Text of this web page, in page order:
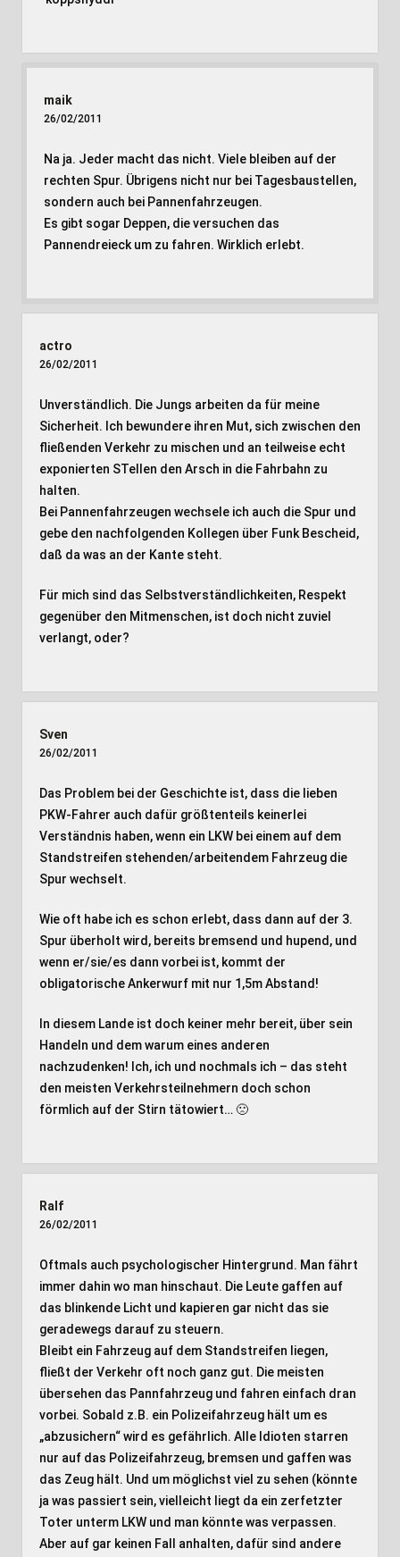
maik
26/02/2011
Na ja. Jeder macht das nicht. Viele bleiben auf der
rechten Spur. Übrigens nicht nur bei Tagesbaustellen,
sondern auch bei Pannenfahrzeugen.
Es gibt sogar Deppen, die versuchen das
Pannendreieck um zu fahren. Wirklich erlebt.
actro
26/02/2011
Unverständlich. Die Jungs arbeiten da für meine
Sicherheit. Ich bewundere ihren Mut, sich zwischen den
fließenden Verkehr zu mischen und an teilweise echt
exponierten STellen den Arsch in die Fahrbahn zu
halten.
Bei Pannenfahrzeugen wechsele ich auch die Spur und
gebe den nachfolgenden Kollegen über Funk Bescheid,
daß da was an der Kante steht.
Für mich sind das Selbstverständlichkeiten, Respekt
gegenüber den Mitmenschen, ist doch nicht zuviel
verlangt, oder?
Sven
26/02/2011
Das Problem bei der Geschichte ist, dass die lieben
PKW-Fahrer auch dafür größtenteils keinerlei
Verständnis haben, wenn ein LKW bei einem auf dem
Standstreifen stehenden/arbeitendem Fahrzeug die
Spur wechselt.
Wie oft habe ich es schon erlebt, dass dann auf der 3.
Spur überholt wird, bereits bremsend und hupend, und
wenn er/sie/es dann vorbei ist, kommt der
obligatorische Ankerwurf mit nur 1,5m Abstand!
In diesem Lande ist doch keiner mehr bereit, über sein
Handeln und dem warum eines anderen
nachzudenken! Ich, ich und nochmals ich – das steht
den meisten Verkehrsteilnehmern doch schon
förmlich auf der Stirn tätowiert… 🙁
Ralf
26/02/2011
Oftmals auch psychologischer Hintergrund. Man fährt
immer dahin wo man hinschaut. Die Leute gaffen auf
das blinkende Licht und kapieren gar nicht das sie
geradewegs darauf zu steuern.
Bleibt ein Fahrzeug auf dem Standstreifen liegen,
fließt der Verkehr oft noch ganz gut. Die meisten
übersehen das Pannfahrzeug und fahren einfach dran
vorbei. Sobald z.B. ein Polizeifahrzeug hält um es
„abzusichern“ wird es gefährlich. Alle Idioten starren
nur auf das Polizeifahrzeug, bremsen und gaffen was
das Zeug hält. Und um möglichst viel zu sehen (könnte
ja was passiert sein, vielleicht liegt da ein zerfetzter
Toter unterm LKW und man könnte was verpassen.
Aber auf gar keinen Fall anhalten, dafür sind andere